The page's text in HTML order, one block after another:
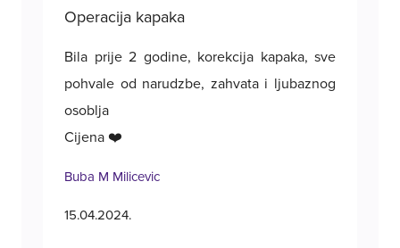
Operacija kapaka
Bila prije 2 godine, korekcija kapaka, sve
pohvale od narudzbe, zahvata i ljubaznog
osoblja
Cijena ❤️
Buba M Milicevic
15.04.2024.